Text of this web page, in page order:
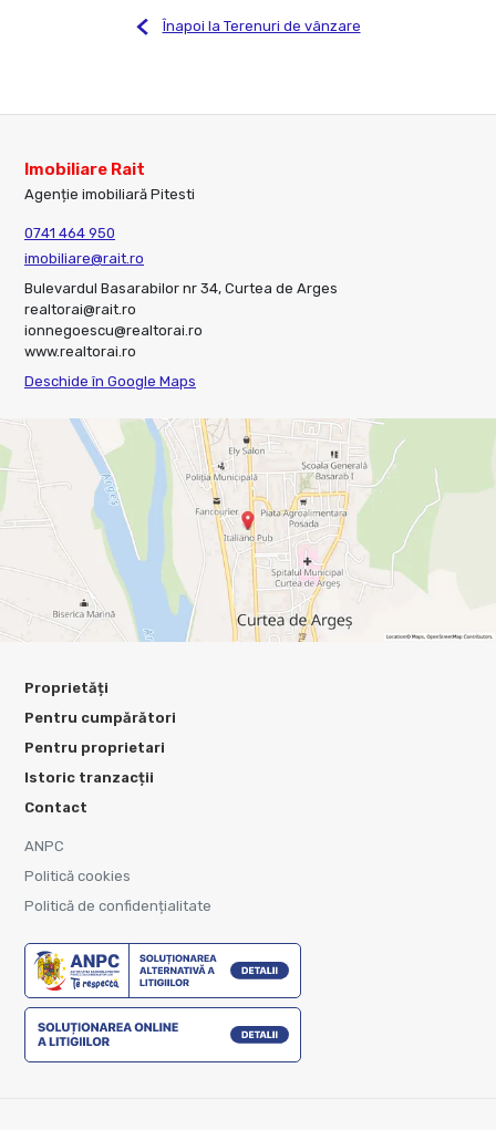
Înapoi la Terenuri de vânzare
Imobiliare Rait
Agenție imobiliară Pitesti
0741 464 950
imobiliare@rait.ro
Bulevardul Basarabilor nr 34, Curtea de Arges
realtorai@rait.ro
ionnegoescu@realtorai.ro
www.realtorai.ro
Deschide în Google Maps
Proprietăți
Pentru cumpărători
Pentru proprietari
Istoric tranzacții
Contact
ANPC
Politică cookies
Politică de confidențialitate